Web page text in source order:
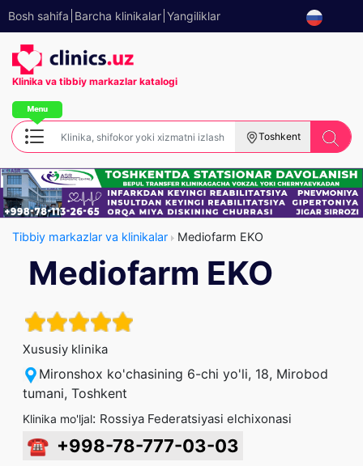
Bosh sahifa Barcha klinikalar Yangiliklar
Klinika va tibbiy markazlar katalogi
Toshkent
Tibbiy markazlar va klinikalar Mediofarm EKO
Mediofarm EKO
Xususiy klinika
Mironshox ko'chasining 6-chi yo'li, 18, Mirobod
tumani, Toshkent
Klinika mo'ljal: Rossiya Federatsiyasi elchixonasi
☎ +998-78-777-03-03